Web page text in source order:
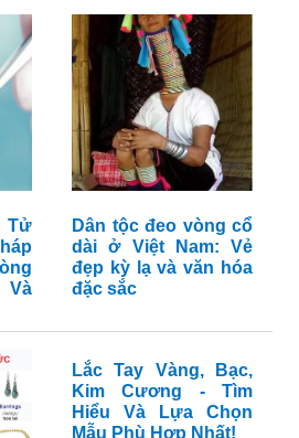
Tử
Và
Dân tộc đeo vòng cổ
dài ở Việt Nam: Vẻ
đẹp kỳ lạ và văn hóa
đặc sắc
Lắc Tay Vàng, Bạc,
Kim Cương - Tìm
Hiểu Và Lựa Chọn
Mẫu Phù Hợp Nhất!